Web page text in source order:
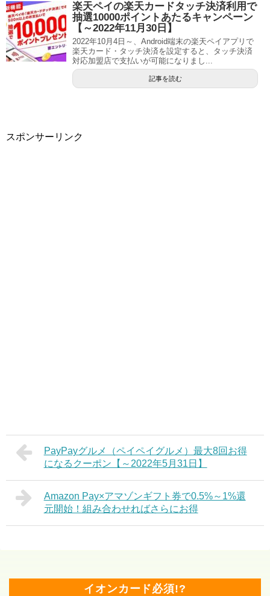
楽天ペイの楽天カードタッチ決済利用で
抽選10000ポイントあたるキャンペーン
【～2022年11月30日】
2022年10月4日～、Android端末の楽天ペイアプリで
楽天カード・タッチ決済を設定すると、タッチ決済
対応加盟店で支払いが可能になりまし...
記事を読む
スポンサーリンク
PayPayグルメ（ペイペイグルメ）最大8回お得
になるクーポン【～2022年5月31日】
Amazon Pay×アマゾンギフト券で0.5%～1%還
元開始！組み合わせればさらにお得
イオンカード必須!?